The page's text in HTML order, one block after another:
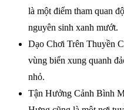
là một điểm tham quan
nguyên sinh xanh mướt.
Dạo Chơi Trên Thuyền
vùng biển xung quanh
nhỏ.
Tận Hưởng Cảnh Bình